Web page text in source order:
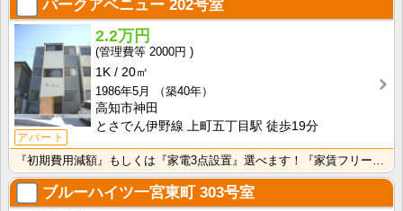
パークアベニュー 202号室
アパート
2.2万円
2000円
1K
20㎡
1986年5月
（築40年）
高知市神田
とさでん伊野線 上町五丁目駅 徒歩19分
ブルーハイツ一宮東町303号室